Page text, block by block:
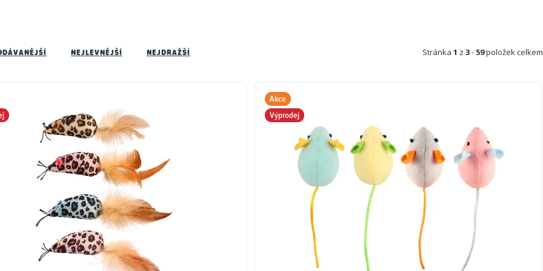
Stránka 1 z 3- 59položek celkem
NEJLEVNĚJŠÍ NEJDRAŽŠÍ
Akce
Výprodej